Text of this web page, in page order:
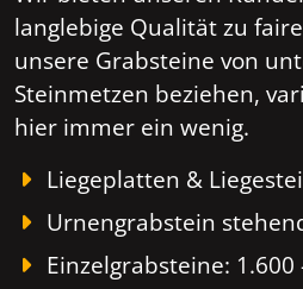
langlebige Qualität zu
unsere Grabsteine von
Steinmetzen beziehen,
hier immer ein wenig.
Liegeplatten &
Urnengrabstein
Einzelgrabsteine: 1.600